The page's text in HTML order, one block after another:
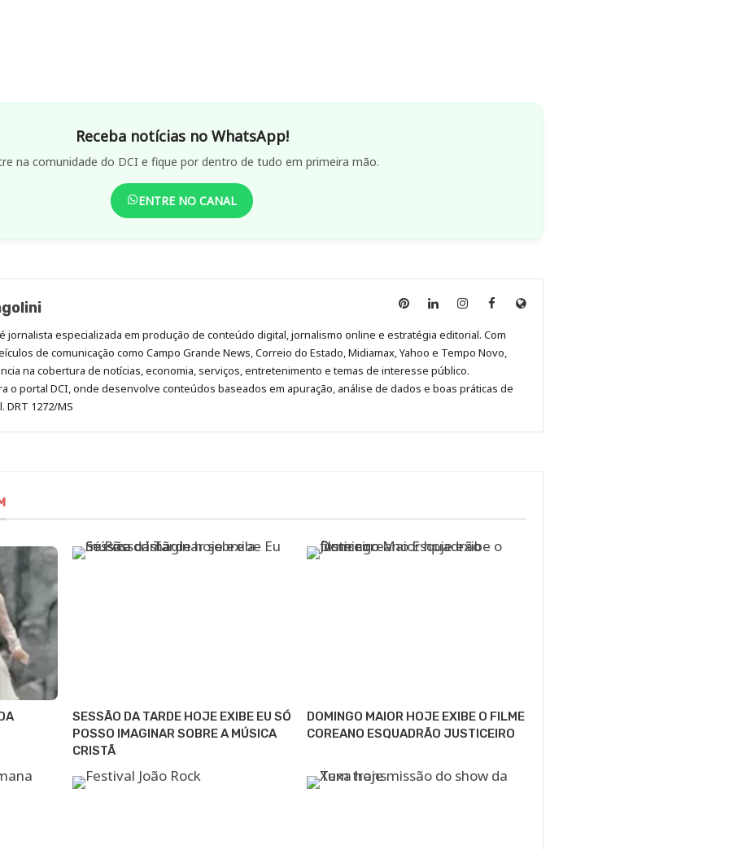
Receba notícias no WhatsApp!
na comunidade do DCI e fique por dentro de tudo em primeira mão.
ENTRE NO CANAL
Anny
no
Pinterest
Anny
no
LinkedIn
Anny
no
Instagram
Anny
no
Facebook
Site
jornalista especializada em produção de conteúdo digital, jornalismo online e estratégia editorial. Com
de comunicação como Campo Grande News, Correio do Estado, Midiamax, Yahoo e Tempo Novo,
na cobertura de notícias, economia, serviços, entretenimento e temas de interesse público.
o portal DCI, onde desenvolve conteúdos baseados em apuração, análise de dados e boas práticas de
DRT 1272/MS
SESSÃO DA TARDE HOJE EXIBE EU SÓ
POSSO IMAGINAR SOBRE A MÚSICA
CRISTÃ
DOMINGO MAIOR HOJE EXIBE O FILME
COREANO ESQUADRÃO JUSTICEIRO